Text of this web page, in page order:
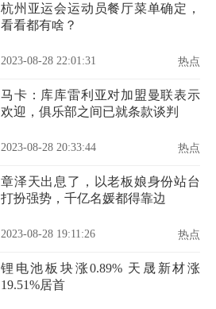
杭州亚运会运动员餐厅菜单确定，
看看都有啥？
2023-08-28 22:01:31 热点
马卡：库库雷利亚对加盟曼联表示
欢迎，俱乐部之间已就条款谈判
2023-08-28 20:33:44 热点
章泽天出息了，以老板娘身份站台
打扮强势，千亿名媛都得靠边
2023-08-28 19:11:26 热点
锂电池板块涨0.89% 天晟新材涨
19.51%居首